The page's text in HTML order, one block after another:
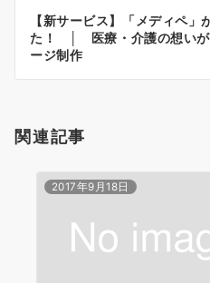
ン
【新サービス】「メディペ」
た！ │ 医療・介護の想いが
ージ制作
関連記事
2017年9月18日